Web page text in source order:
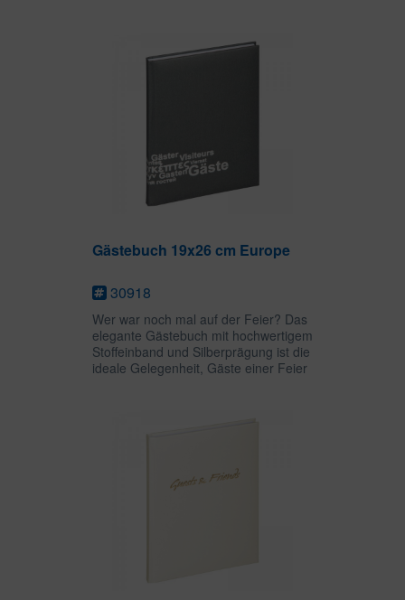
leeren Seiten ist viel Platz für...
Gästebuch 19x26 cm Europe
30918
Wer war noch mal auf der Feier? Das
elegante Gästebuch mit hochwertigem
Stoffeinband und Silberprägung ist die
ideale Gelegenheit, Gäste einer Feier